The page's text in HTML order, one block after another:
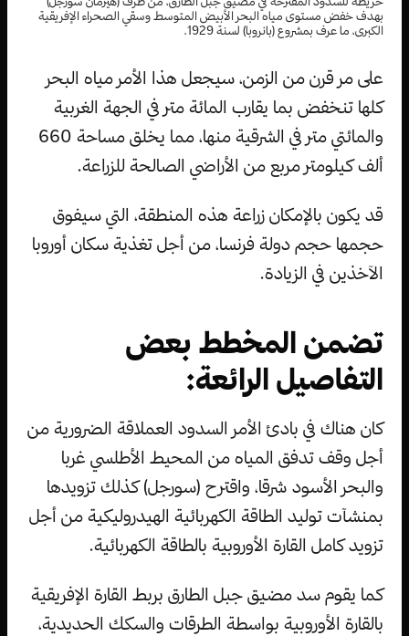
بهدف خفض مستوى مياه البحر الأبيض المتوسط وسقي الصحراء الإفريقية
الكبرى، ما عرف بمشروع (بانروبا) لسنة 1929.
على مر قرن من الزمن، سيجعل هذا الأمر مياه البحر
كلها تنخفض بما يقارب المائة متر في الجهة الغربية
والمائتي متر في الشرقية منها، مما يخلق مساحة 660
ألف كيلومتر مربع من الأراضي الصالحة للزراعة.
قد يكون بالإمكان زراعة هذه المنطقة، التي سيفوق
حجمها حجم دولة فرنسا، من أجل تغذية سكان أوروبا
الآخذين في الزيادة.
تضمن المخطط بعض
التفاصيل الرائعة:
كان هناك في بادئ الأمر السدود العملاقة الضرورية من
أجل وقف تدفق المياه من المحيط الأطلسي غربا
والبحر الأسود شرقا، واقترح (سورجل) كذلك تزويدها
بمنشآت توليد الطاقة الكهربائية الهيدروليكية من أجل
تزويد كامل القارة الأوروبية بالطاقة الكهربائية.
كما يقوم سد مضيق جبل الطارق بربط القارة الإفريقية
بالقارة الأوروبية بواسطة الطرقات والسكك الحديدية،